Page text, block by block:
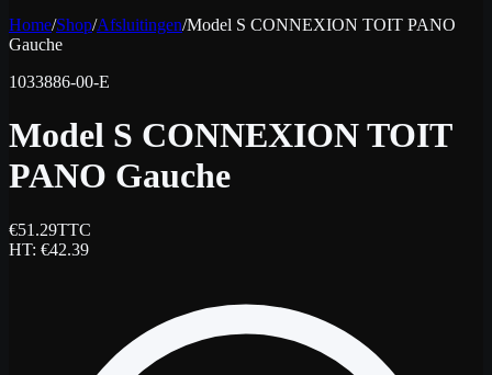
Home/Shop/Afsluitingen/Model S CONNEXION TOIT PANO
Gauche
1033886-00-E
Model S CONNEXION TOIT
PANO Gauche
€51.29TTC
HT: €42.39